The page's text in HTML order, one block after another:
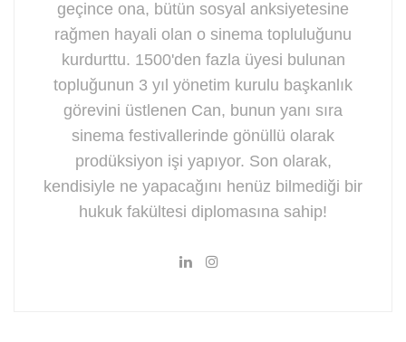
geçince ona, bütün sosyal anksiyetesine
rağmen hayali olan o sinema topluluğunu
kurdurttu. 1500'den fazla üyesi bulunan
topluğunun 3 yıl yönetim kurulu başkanlık
görevini üstlenen Can, bunun yanı sıra
sinema festivallerinde gönüllü olarak
prodüksiyon işi yapıyor. Son olarak,
kendisiyle ne yapacağını henüz bilmediği bir
hukuk fakültesi diplomasına sahip!